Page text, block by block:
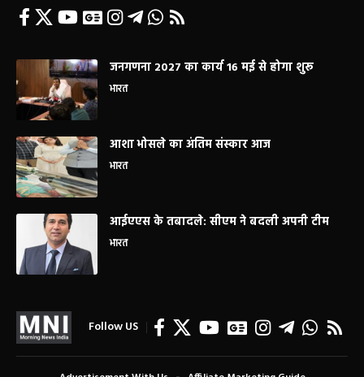
जनगणना 2027 का कार्य 16 मई से होगा शुरू
भारत
आशा भोसले का अंतिम संस्कार आज
भारत
आईएएस के तबादले: सीएम ने बदली अपनी टीम
भारत
Follow US